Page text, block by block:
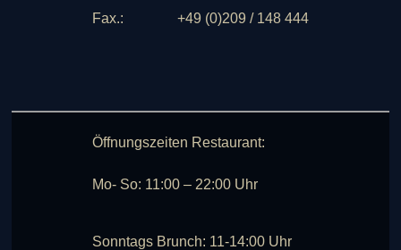
Öffnungszeiten Restaurant:
Mo- So: 11:00 – 22:00 Uhr
Sonntags Brunch: 11-14:00 Uhr
Fax.:
+49 (0)209 / 148 444